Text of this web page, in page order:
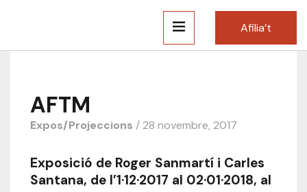
Afilia’t
AFTM
Expos/Projeccions / 28 novembre, 2017
Exposició de Roger Sanmartí i Carles
Santana, de l’1·12·2017 al 02·01·2018, al